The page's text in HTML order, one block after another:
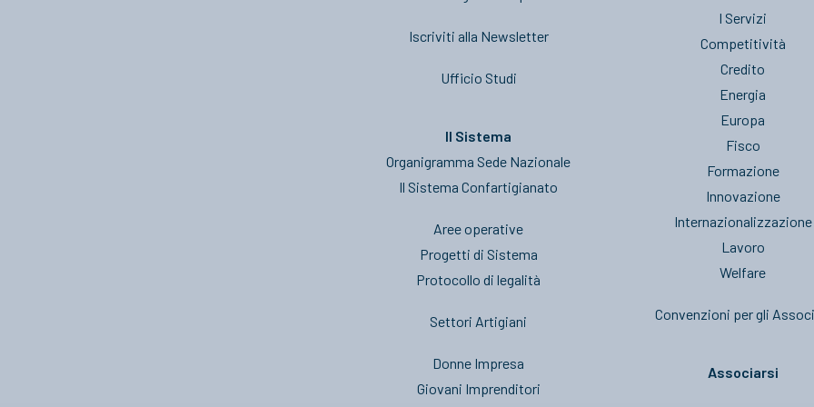
Iscriviti alla Newsletter
Ufficio Studi
Il Sistema
Organigramma Sede Nazionale
Il Sistema Confartigianato
Aree operative
Progetti di Sistema
Protocollo di legalità
Settori Artigiani
Donne Impresa
Giovani Imprenditori
I Servizi
Competitività
Credito
Energia
Europa
Fisco
Formazione
Innovazione
Internazionalizzazione
Lavoro
Welfare
Convenzioni per gli
Associarsi